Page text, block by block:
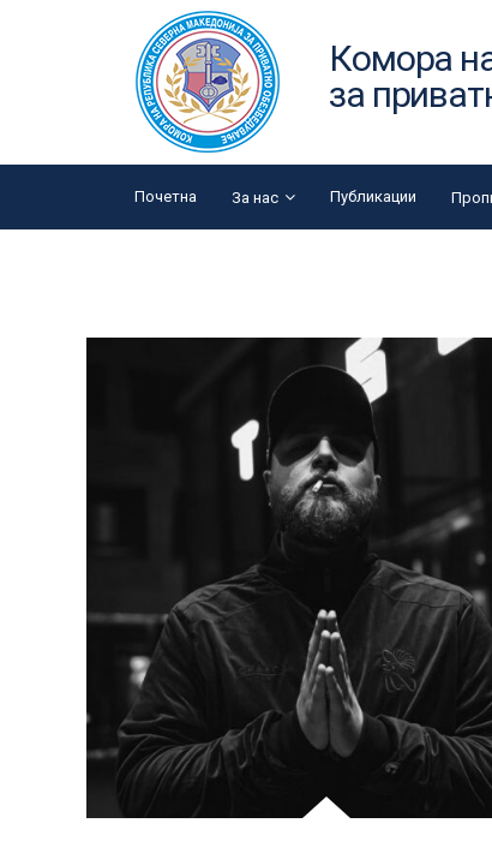
Комора
за
Почетна За нас Публикации